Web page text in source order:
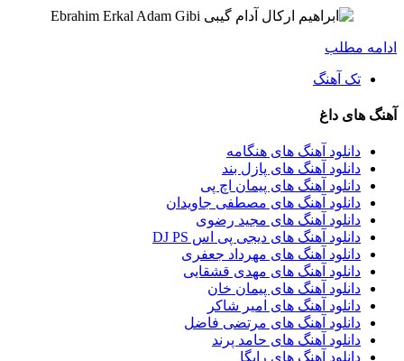
ادامه مطلب
تک آهنگ
آهنگ های داغ
دانلود آهنگ های هنگامه
دانلود آهنگ های پازل بند
دانلود آهنگ های پیمان اچ پی
دانلود آهنگ های مصطفی جاویدان
دانلود آهنگ های مجید رضوی
دانلود آهنگ های دیجی پی اس DJ PS
دانلود آهنگ های مهرداد جعفری
دانلود آهنگ های مهدی قشقایی
دانلود آهنگ های پیمان خان
دانلود آهنگ های امیر شاکر
دانلود آهنگ های مرتضی فاضل
دانلود آهنگ های حامد پرند
دانلود آهنگ های رایگا